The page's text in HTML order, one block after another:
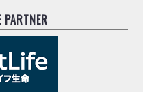
PARTNER